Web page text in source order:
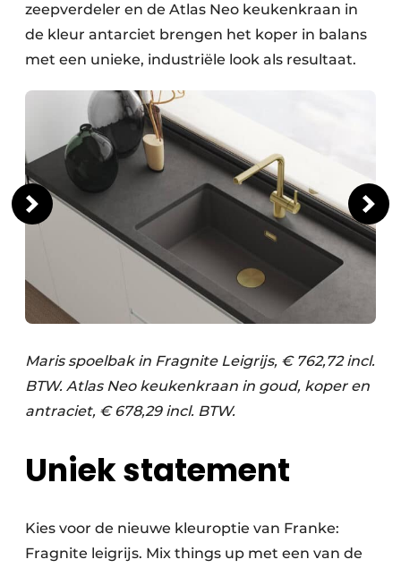
zeepverdeler en de Atlas Neo keukenkraan in
de kleur antarciet brengen het koper in balans
met een unieke, industriële look als resultaat.
Maris spoelbak in Fragnite Leigrijs, € 762,72 incl.
BTW. Atlas Neo keukenkraan in goud, koper en
antraciet, € 678,29 incl. BTW.
Uniek statement
Kies voor de nieuwe kleuroptie van Franke:
Fragnite leigrijs. Mix things up met een van de